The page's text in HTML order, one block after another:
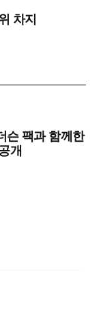
차지
슨 팩과 함께한
개